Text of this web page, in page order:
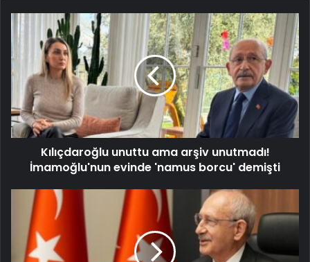
Kılıçdaroğlu unuttu ama arşiv unutmadı!
İmamoğlu'nun evinde 'namus borcu' demişti